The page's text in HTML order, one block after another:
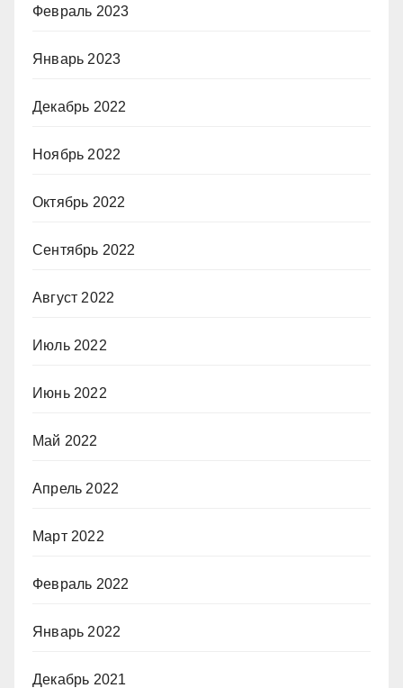
Февраль 2023
Январь 2023
Декабрь 2022
Ноябрь 2022
Октябрь 2022
Сентябрь 2022
Август 2022
Июль 2022
Июнь 2022
Май 2022
Апрель 2022
Март 2022
Февраль 2022
Январь 2022
Декабрь 2021